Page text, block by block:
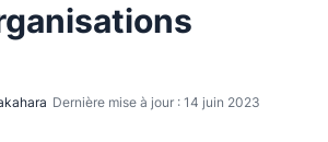
Dernière mise à jour : 14 juin 2023